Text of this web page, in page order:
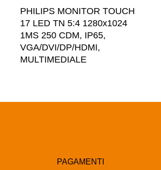
PHILIPS MONITOR TOUCH
17 LED TN 5:4 1280x1024
1MS 250 CDM, IP65,
VGA/DVI/DP/HDMI,
MULTIMEDIALE
PAGAMENTI